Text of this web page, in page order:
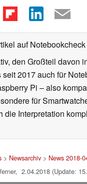
auf
den Großteil davon
2017 auch für
Pi – also
für
Interpretation
> Newsarchiv> News 2018-
2.04.2018 (Update: